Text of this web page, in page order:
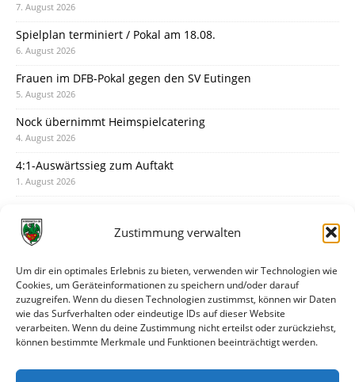
Zustimmung verwalten
Um dir ein optimales Erlebnis zu bieten, verwenden wir Technologien wie
Cookies, um Geräteinformationen zu speichern und/oder darauf
zuzugreifen. Wenn du diesen Technologien zustimmst, können wir Daten
wie das Surfverhalten oder eindeutige IDs auf dieser Website
verarbeiten. Wenn du deine Zustimmung nicht erteilst oder zurückziehst,
können bestimmte Merkmale und Funktionen beeinträchtigt werden.
7. August 2026
Spielplan terminiert / Pokal am 18.08.
6. August 2026
Frauen im DFB-Pokal gegen den SV Eutingen
5. August 2026
Nock übernimmt Heimspielcatering
4. August 2026
4:1-Auswärtssieg zum Auftakt
1. August 2026
31. Juli 2026
30. Juli 2026
Deine Spielminute: 89+1
28. Juli 2026
Neuer Rückensponsor